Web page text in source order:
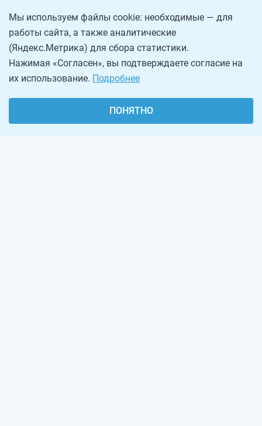
Мы используем файлы cookie: необходимые — для
работы сайта, а также аналитические
(Яндекс.Метрика) для сбора статистики.
Нажимая «Согласен», вы подтверждаете согласие на
их использование. Подробнее
ПОНЯТНО